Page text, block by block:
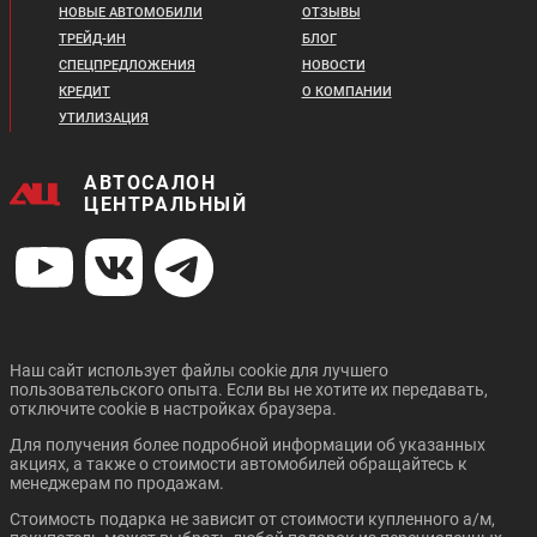
3 238 820 ₽
В кредит от:
44 190 ₽/мес.
3 168 820 ₽
В кредит от:
H9
Цена от:
4 188 820 ₽
57 151 ₽/мес.
35 321 ₽/мес.
27 079 ₽/мес.
CHANGAN UNI-K
Цена от:
3 009 720 ₽
CHANGAN CS55 PLUS
CHANGAN UNI-T CHANGAN CS35 PLUS
NEW
НОВЫЕ АВТОМОБИЛИ
ТРЕЙД-ИН
СПЕЦПРЕДЛОЖЕНИЯ
КРЕДИТ
УТИЛИЗАЦИЯ
ОТЗЫВЫ
БЛОГ
НОВОСТИ
О КОМПАНИИ
АВТОСАЛОН
ЦЕНТРАЛЬНЫЙ
Наш сайт использует файлы cookie для лучшего
пользовательского опыта. Если вы не хотите их передавать,
отключите cookie в настройках браузера.
Для получения более подробной информации об указанных
акциях, а также о стоимости автомобилей обращайтесь к
менеджерам по продажам.
Стоимость подарка не зависит от стоимости купленного а/м,